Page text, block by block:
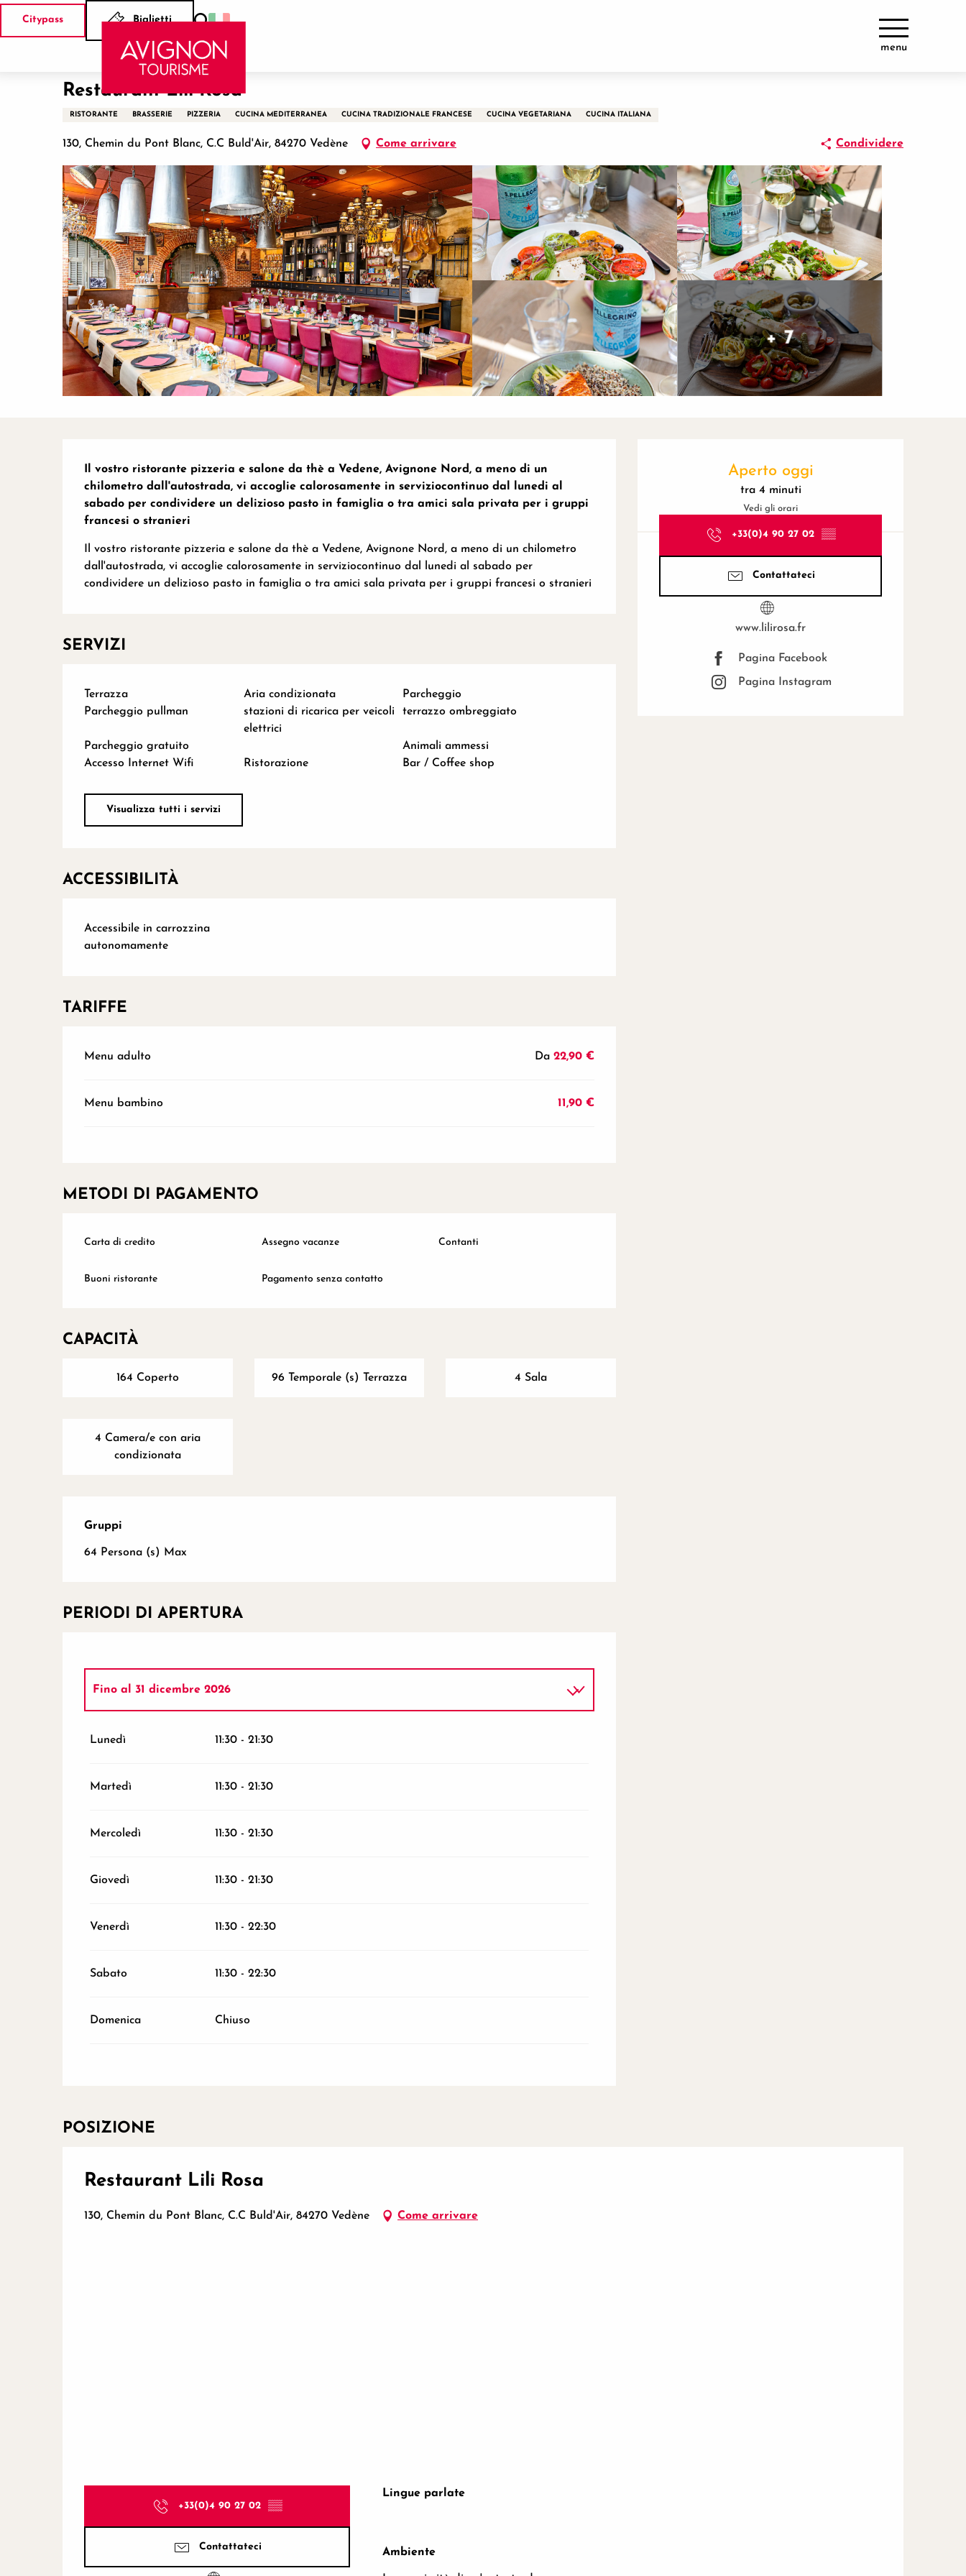
Aller
Citypass Biglietti
Ricerca
menu
Casa Restaurant Lili Rosa
Restaurant Lili Rosa
RISTORANTE BRASSERIE PIZZERIA CUCINA MEDITERRANEA CUCINA TRADIZIONALE FRANCESE CUCINA VEGETARIANA CUCINA ITALIANA
130, Chemin du Pont Blanc, C.C Buld'Air, 84270 Vedène Come arrivare Condividere
+ 7
Orari e contatti
Aperto oggi
tra 4 minuti
Vedi gli orari
+33(0)4 90 27 02 ▒▒
Contattateci
www.lilirosa.fr
Pagina Facebook
Pagina Instagram
Descrizione
Il vostro ristorante pizzeria e salone da thè a Vedene, Avignone Nord, a meno di un
chilometro dall'autostrada, vi accoglie calorosamente in serviziocontinuo dal lunedi al
sabado per condividere un delizioso pasto in famiglia o tra amici sala privata per i gruppi
francesi o stranieri
Il vostro ristorante pizzeria e salone da thè a Vedene, Avignone Nord, a meno di un chilometro
dall'autostrada, vi accoglie calorosamente in serviziocontinuo dal lunedi al sabado per
condividere un delizioso pasto in famiglia o tra amici sala privata per i gruppi francesi o stranieri
SERVIZI
Terrazza Aria condizionata
Parcheggio
Parcheggio pullman
stazioni di ricarica per veicoli
elettrici
terrazzo ombreggiato
Parcheggio gratuito
Animali ammessi
Accesso Internet Wifi
Ristorazione Bar / Coffee shop
Visualizza tutti i servizi
ACCESSIBILITÀ
Accessibile in carrozzina
autonomamente
TARIFFE
Tariffe 2026
Menu adulto Da22,90 €
Menu bambino 11,90 €
METODI DI PAGAMENTO
Carta di credito Assegno vacanze Contanti
Buoni ristorante Pagamento senza contatto
CAPACITÀ
164 Coperto 96 Temporale (s) Terrazza 4 Sala
4 Camera/e con aria
condizionata
Gruppi
Gruppi
64 Persona (s) Max
PERIODI DI APERTURA
Fino al 31 dicembre 2026
Tutto l'anno 2027
Lunedì 11:30 - 21:30
Martedì 11:30 - 21:30
Mercoledì 11:30 - 21:30
Giovedì 11:30 - 21:30
Venerdì 11:30 - 22:30
Sabato 11:30 - 22:30
Domenica Chiuso
POSIZIONE
Restaurant Lili Rosa
130, Chemin du Pont Blanc, C.C Buld'Air, 84270 Vedène Come arrivare
+33(0)4 90 27 02 ▒▒
Contattateci
Lingue parlate
Lingue parlate
Ambiente
Ambiente